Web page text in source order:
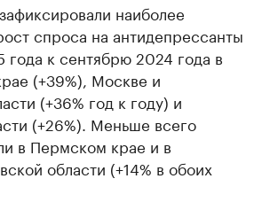
наиболее
спроса на антидепрессанты
года к сентябрю 2024 года в
(+39%), Москве и
(+36% год к году) и
(+26%). Меньше всего
в Пермском крае и в
области (+14% в обоих